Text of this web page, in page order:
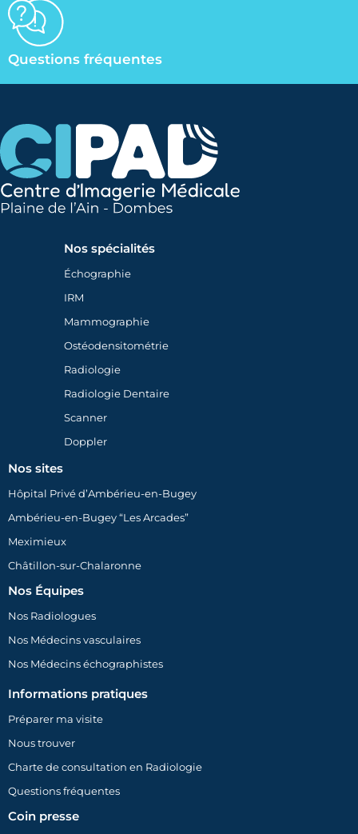
Questions fréquentes
Nos spécialités
Échographie
IRM
Mammographie
Ostéodensitométrie
Radiologie
Radiologie Dentaire
Scanner
Doppler
Nos sites
Hôpital Privé d’Ambérieu-en-Bugey
Ambérieu-en-Bugey “Les Arcades”
Meximieux
Châtillon-sur-Chalaronne
Nos Équipes
Nos Radiologues
Nos Médecins vasculaires
Nos Médecins échographistes
Informations pratiques
Préparer ma visite
Nous trouver
Charte de consultation en Radiologie
Questions fréquentes
Coin presse